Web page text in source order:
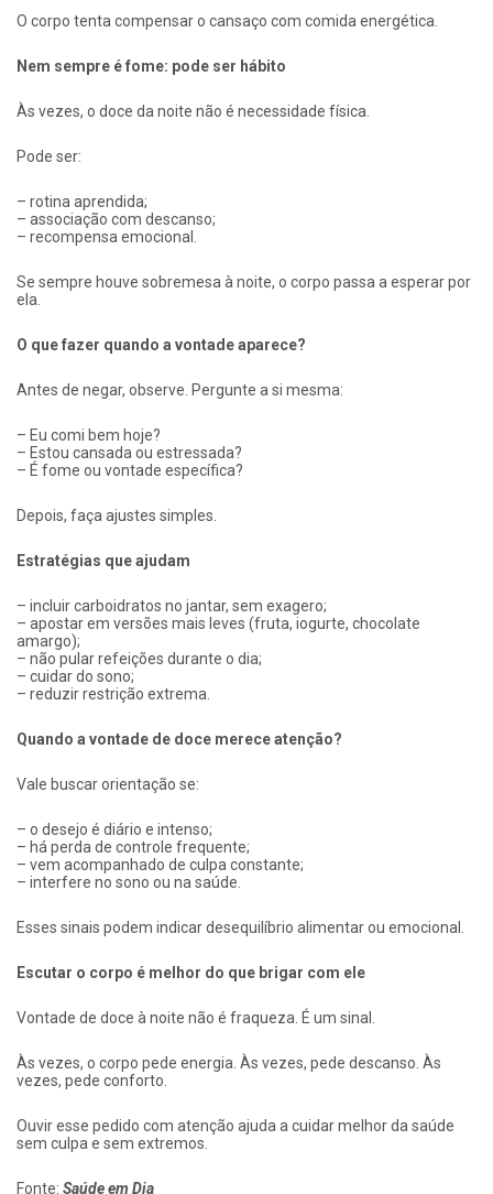
O corpo tenta compensar o cansaço com comida energética.
Nem sempre é fome: pode ser hábito
Às vezes, o doce da noite não é necessidade física.
Pode ser:
– rotina aprendida;
– associação com descanso;
– recompensa emocional.
Se sempre houve sobremesa à noite, o corpo passa a esperar por
ela.
O que fazer quando a vontade aparece?
Antes de negar, observe. Pergunte a si mesma:
– Eu comi bem hoje?
– Estou cansada ou estressada?
– É fome ou vontade específica?
Depois, faça ajustes simples.
Estratégias que ajudam
– incluir carboidratos no jantar, sem exagero;
– apostar em versões mais leves (fruta, iogurte, chocolate
amargo);
– não pular refeições durante o dia;
– cuidar do sono;
– reduzir restrição extrema.
Quando a vontade de doce merece atenção?
Vale buscar orientação se:
– o desejo é diário e intenso;
– há perda de controle frequente;
– vem acompanhado de culpa constante;
– interfere no sono ou na saúde.
Esses sinais podem indicar desequilíbrio alimentar ou emocional.
Escutar o corpo é melhor do que brigar com ele
Vontade de doce à noite não é fraqueza. É um sinal.
Às vezes, o corpo pede energia. Às vezes, pede descanso. Às
vezes, pede conforto.
Ouvir esse pedido com atenção ajuda a cuidar melhor da saúde
sem culpa e sem extremos.
Fonte: Saúde em Dia